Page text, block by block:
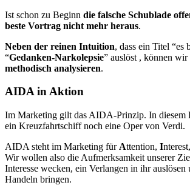
Ist schon zu Beginn die falsche Schublade
beste Vortrag nicht mehr heraus.
Neben der reinen Intuition, dass ein Titel “es
“Gedanken-Narkolepsie” auslöst , können wir
methodisch analysieren.
AIDA in Aktion
Im Marketing gilt das AIDA-Prinzip. In diesem
ein Kreuzfahrtschiff noch eine Oper von Verdi.
AIDA steht im Marketing für Attention, Interest,
Wir wollen also die Aufmerksamkeit unserer
Interesse wecken, ein Verlangen in ihr auslösen
Handeln bringen.